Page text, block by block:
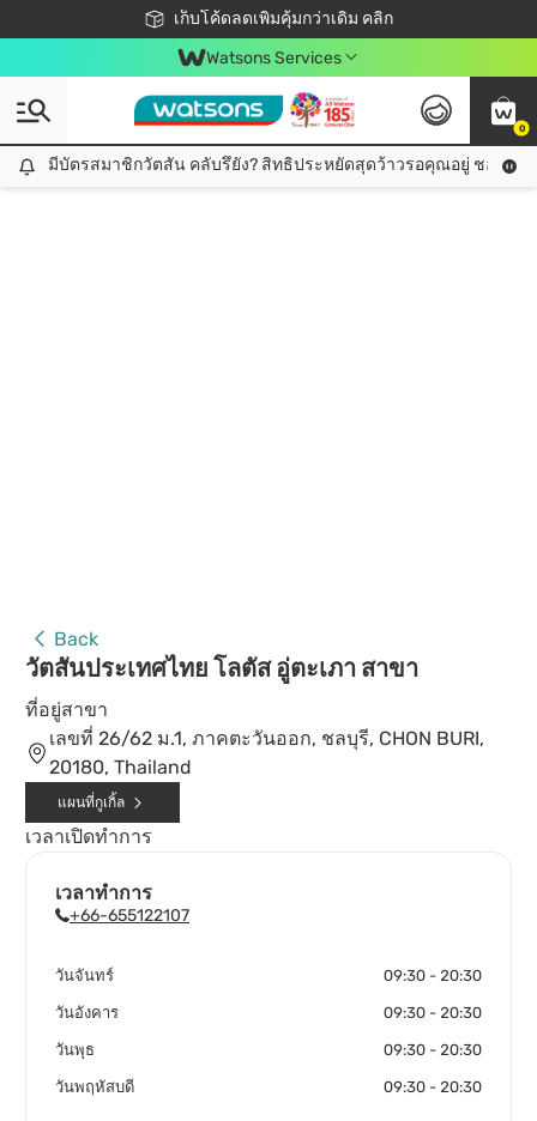
เก็บโค้ดลดเพิ่มคุ้มกว่าเดิม คลิก
ชอปออนไลน์ครั้งแรก ลดเพิ่มจุก ๆ 10%! 🎉
📦ส่งฟรี! เมื่อชอป 499฿
สมาชิกวัตสัน คลับดียังไง?
Watsons Services
0
มีบัตรสมาชิกวัตสัน คลับรึยัง? สิทธิประหยัดสุดว้าวรอคุณอยู่ ชอปคุ้มกว่าเดิม คลิก!
มีบัตรสมาชิกวัตสัน คลับรึยัง? สิทธิประหยัดสุดว้าวรอคุณอยู่ ชอปคุ้มก
Back
วัตสันประเทศไทย โลตัส อู่ตะเภา สาขา
ที่อยู่สาขา
เลขที่ 26/62 ม.1, ภาคตะวันออก, ชลบุรี, CHON BURI,
20180, Thailand
แผนที่กูเกิ้ล
เวลาเปิดทำการ
เวลาทำการ
+66-655122107
วันจันทร์ 09:30 - 20:30
วันอังคาร 09:30 - 20:30
วันพุธ 09:30 - 20:30
วันพฤหัสบดี 09:30 - 20:30